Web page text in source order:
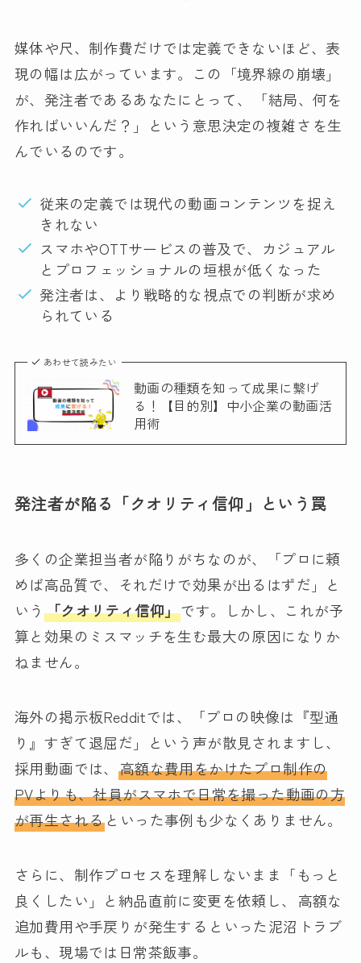
媒体や尺、制作費だけでは定義できないほど、表
現の幅は広がっています。この「境界線の崩壊」
が、発注者であるあなたにとって、
「結局、何を
作ればいいんだ？」という意思決定の複雑さ を生
んでいるのです。
従来の定義では現代の動画コンテンツを捉え
きれない
スマホやOTTサービスの普及で、カジュアル
とプロフェッショナルの垣根が低くなった
発注者は、より戦略的な視点での判断が求め
られている
あわせて読みたい
動画の種類を知って成果に繋げ
る！【目的別】中小企業の動画活
用術
発注者が陥る「クオリティ信仰」という罠
多くの企業担当者が陥りがちなのが、「プロに頼
めば高品質で、それだけで効果が出るはずだ」と
いう 「クオリティ信仰」です。しかし、これが予
算と効果のミスマッチを生む最大の原因になりか
ねません。
海外の掲示板Redditでは、「プロの映像は『型通
り』すぎて退屈だ」という声が散見されますし、
採用動画では、 高額な費用をかけたプロ制作の
PVよりも、社員がスマホで日常を撮った動画の方
が再生される といった事例も少なくありません。
さらに、制作プロセスを理解しないまま「もっと
良くしたい」と納品直前に変更を依頼し、
高額な
追加費用や手戻りが発生する といった泥沼トラブ
ルも、現場では日常茶飯事。